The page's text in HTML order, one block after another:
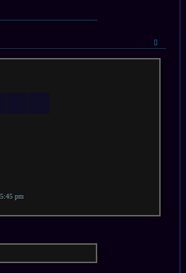
pm